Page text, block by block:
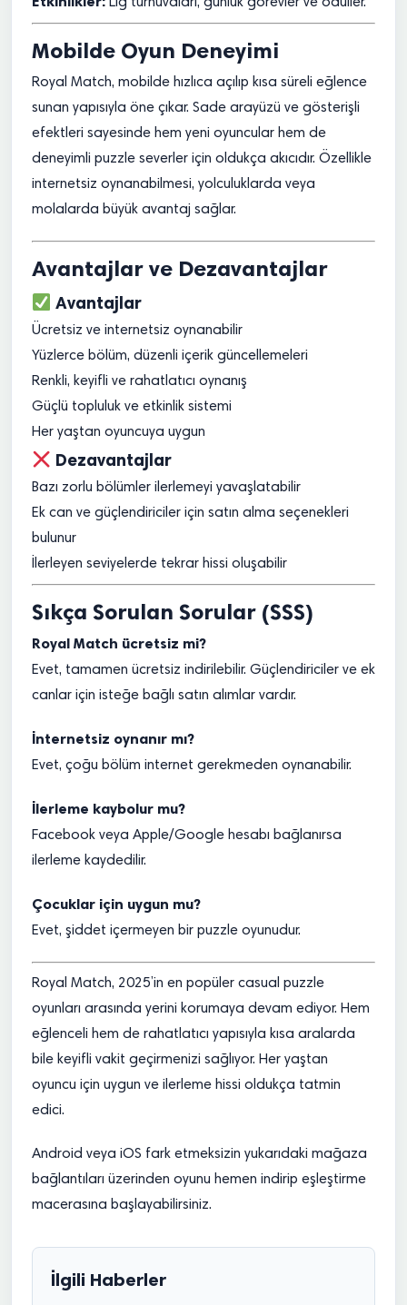
Mobilde Oyun Deneyimi
Royal Match, mobilde hızlıca açılıp kısa süreli eğlence
sunan yapısıyla öne çıkar. Sade arayüzü ve gösterişli
efektleri sayesinde hem yeni oyuncular hem de
deneyimli puzzle severler için oldukça akıcıdır. Özellikle
internetsiz oynanabilmesi, yolculuklarda veya
molalarda büyük avantaj sağlar.
Avantajlar ve Dezavantajlar
Avantajlar
Ücretsiz ve internetsiz oynanabilir
Yüzlerce bölüm, düzenli içerik güncellemeleri
Renkli, keyifli ve rahatlatıcı oynanış
Güçlü topluluk ve etkinlik sistemi
Her yaştan oyuncuya uygun
Dezavantajlar
Bazı zorlu bölümler ilerlemeyi yavaşlatabilir
Ek can ve güçlendiriciler için satın alma seçenekleri
bulunur
İlerleyen seviyelerde tekrar hissi oluşabilir
Sıkça Sorulan Sorular (SSS)
Royal Match ücretsiz mi?
Evet, tamamen ücretsiz indirilebilir. Güçlendiriciler ve ek
canlar için isteğe bağlı satın alımlar vardır.
İnternetsiz oynanır mı?
Evet, çoğu bölüm internet gerekmeden oynanabilir.
İlerleme kaybolur mu?
Facebook veya Apple/Google hesabı bağlanırsa
ilerleme kaydedilir.
Çocuklar için uygun mu?
Evet, şiddet içermeyen bir puzzle oyunudur.
Royal Match, 2025’in en popüler casual puzzle
oyunları arasında yerini korumaya devam ediyor. Hem
eğlenceli hem de rahatlatıcı yapısıyla kısa aralarda
bile keyifli vakit geçirmenizi sağlıyor. Her yaştan
oyuncu için uygun ve ilerleme hissi oldukça tatmin
edici.
Android veya iOS fark etmeksizin yukarıdaki mağaza
bağlantıları üzerinden oyunu hemen indirip eşleştirme
macerasına başlayabilirsiniz.
İlgili Haberler